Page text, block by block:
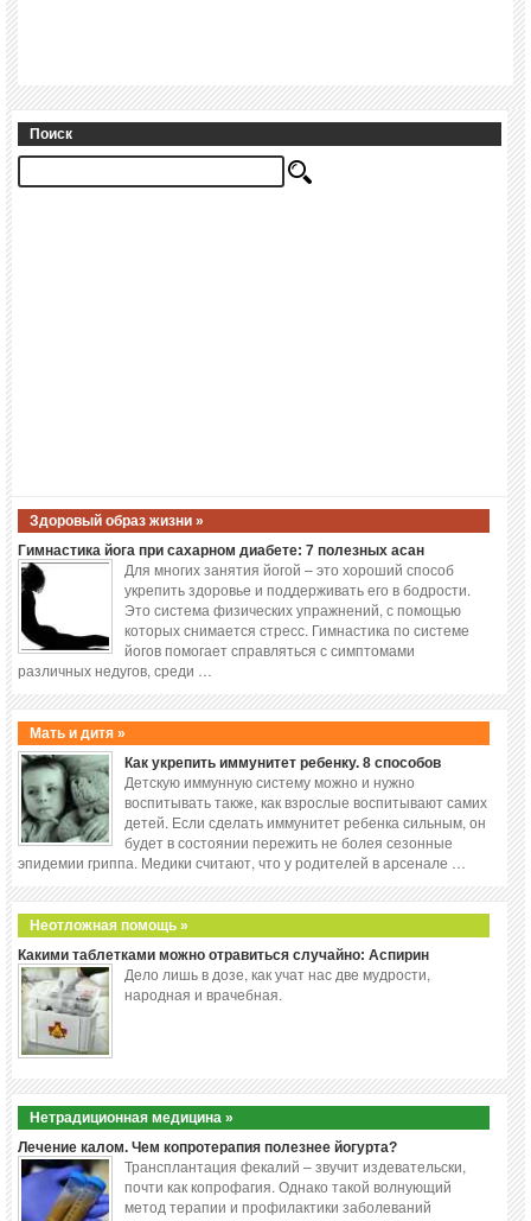
Поиск
Здоровый образ жизни »
Гимнастика йога при сахарном диабете: 7 полезных асан
Для многих занятия йогой – это хороший способ
укрепить здоровье и поддерживать его в бодрости.
Это система физических упражнений, с помощью
которых снимается стресс. Гимнастика по системе
йогов помогает справляться с симптомами
различных недугов, среди …
Мать и дитя »
Как укрепить иммунитет ребенку. 8 способов
Детскую иммунную систему можно и нужно
воспитывать также, как взрослые воспитывают самих
детей. Если сделать иммунитет ребенка сильным, он
будет в состоянии пережить не болея сезонные
эпидемии гриппа. Медики считают, что у родителей в арсенале …
Неотложная помощь »
Какими таблетками можно отравиться случайно: Аспирин
Дело лишь в дозе, как учат нас две мудрости,
народная и врачебная.
Нетрадиционная медицина »
Лечение калом. Чем копротерапия полезнее йогурта?
Трансплантация фекалий – звучит издевательски,
почти как копрофагия. Однако такой волнующий
метод терапии и профилактики заболеваний